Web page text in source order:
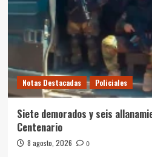
Notas Destacadas Policiales
Siete demorados y seis
Centenario
8 agosto, 2026 0